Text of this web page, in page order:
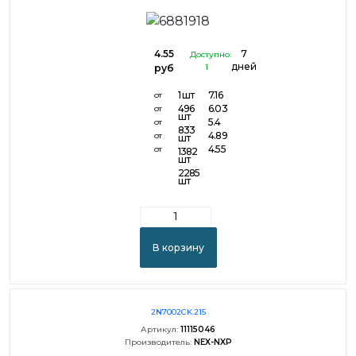
4.55
руб
Доступно:
1
7
дней
от
от
от
от
от
1 шт
496
шт
833
шт
1382
шт
2285
шт
7.16
6.03
5.4
4.89
4.55
В корзину
2N7002CK.215
Артикул: 11115046
Производитель: NEX-NXP